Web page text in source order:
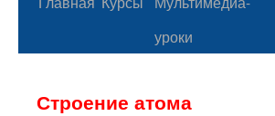
уроки
Строение атома